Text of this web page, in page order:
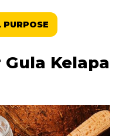
PURPOSE
Kelapa